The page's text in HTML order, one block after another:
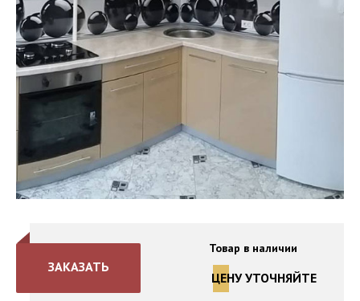
Товар в наличии
ЦЕНУ УТОЧНЯЙТЕ
ЗАКАЗАТЬ